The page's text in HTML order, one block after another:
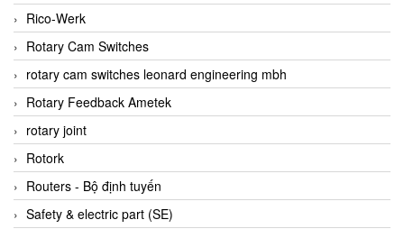
Boneng
Bopp & Reuther Messtechnik
Bosch
Boydcorp
BRAUN Vietnam
Brinkmann Pumpen
BRONKHORST
Brook Instrument
Rico-Werk
Rotary Cam Switches
rotary cam switches leonard engineering mbh
Rotary Feedback Ametek
rotary joint
Rotork
Routers - Bộ định tuyến
Safety & electric part (SE)